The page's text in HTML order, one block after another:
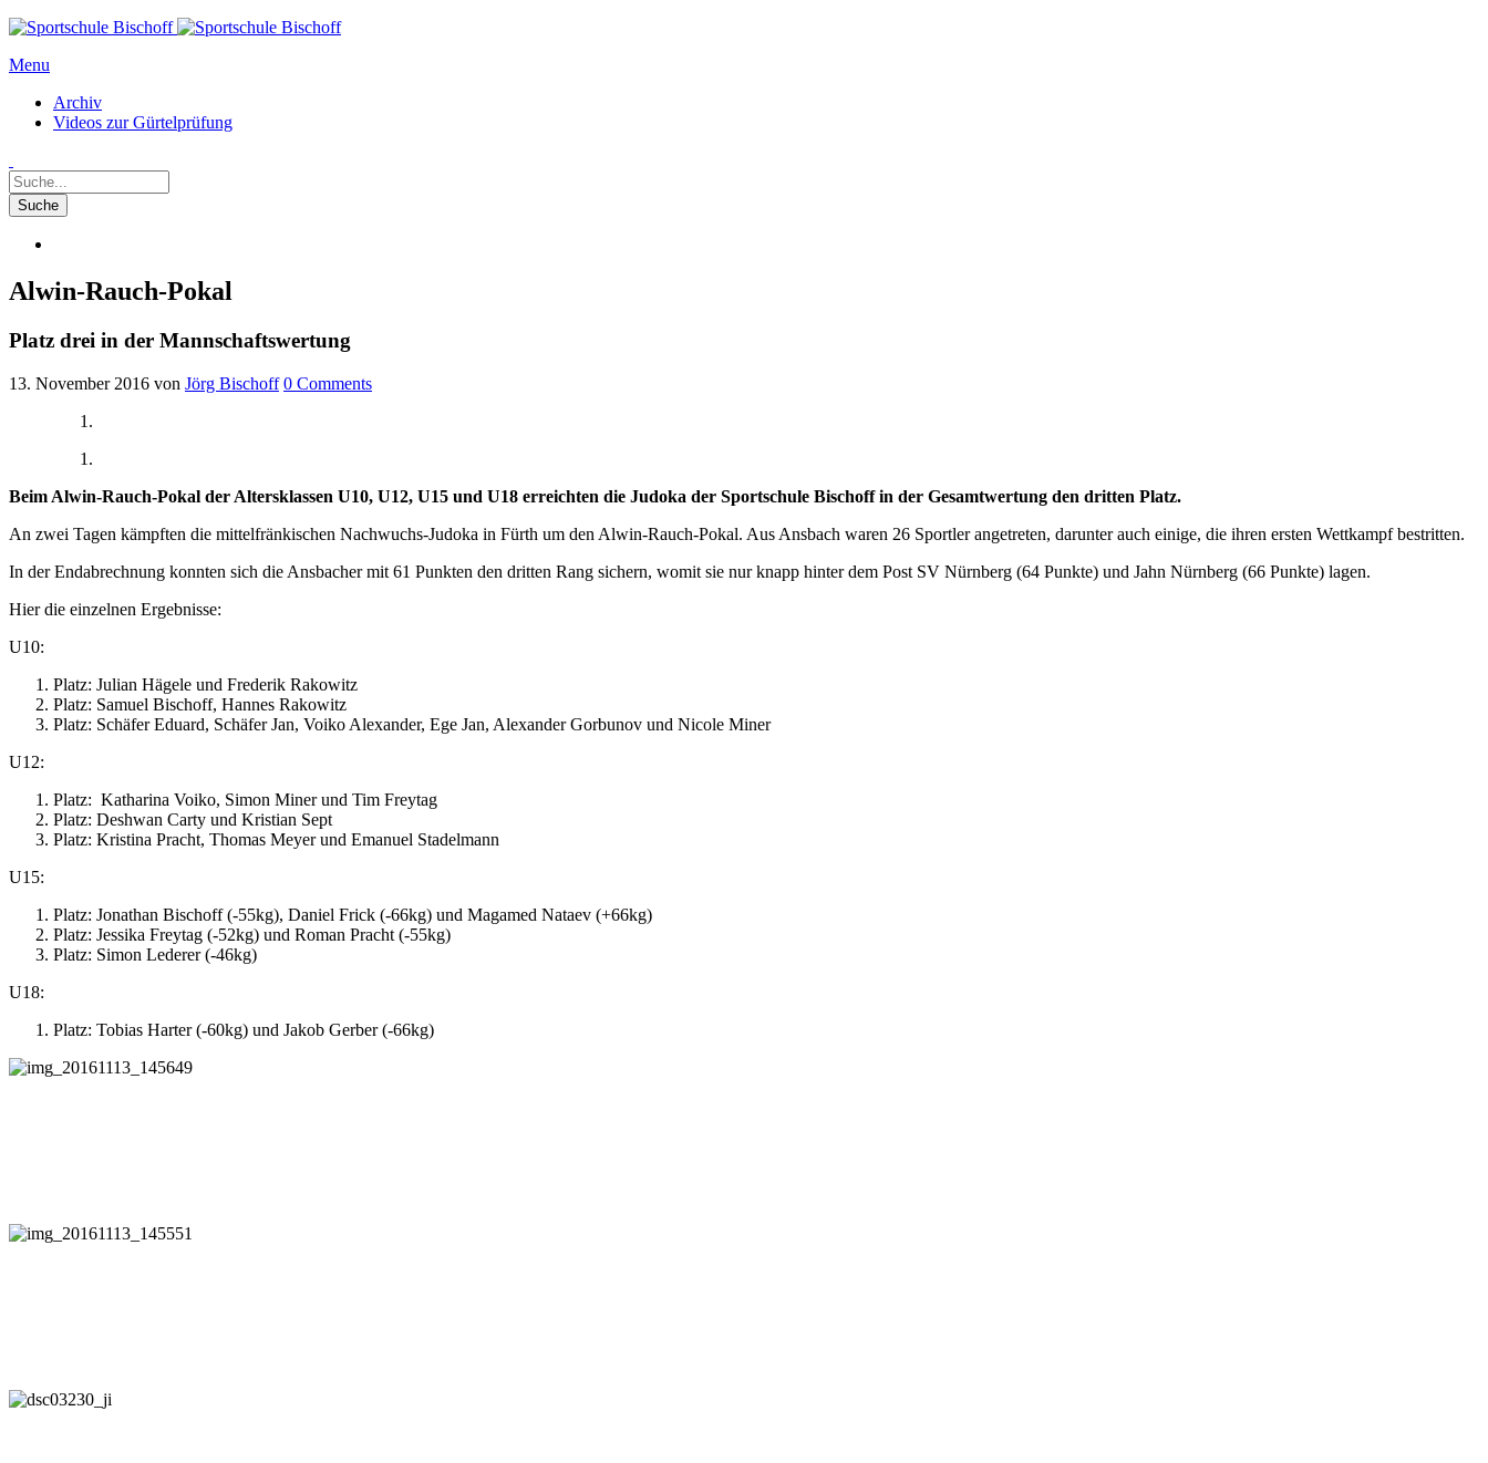
Menu
Archiv
Videos zur Gürtelprüfung
Alwin-Rauch-Pokal
Platz drei in der Mannschaftswertung
13. November 2016 von Jörg Bischoff 0 Comments
Beim Alwin-Rauch-Pokal der Altersklassen U10, U12, U15 und U18 erreichten die Judoka der Sportschule Bischoff in der Gesamtwertung den dritten Platz.
An zwei Tagen kämpften die mittelfränkischen Nachwuchs-Judoka in Fürth um den Alwin-Rauch-Pokal. Aus Ansbach waren 26 Sportler angetreten, darunter auch einige, die ihren ersten Wettkampf bestritten.
In der Endabrechnung konnten sich die Ansbacher mit 61 Punkten den dritten Rang sichern, womit sie nur knapp hinter dem Post SV Nürnberg (64 Punkte) und Jahn Nürnberg (66 Punkte) lagen.
Hier die einzelnen Ergebnisse:
U10:
Platz: Julian Hägele und Frederik Rakowitz
Platz: Samuel Bischoff, Hannes Rakowitz
Platz: Schäfer Eduard, Schäfer Jan, Voiko Alexander, Ege Jan, Alexander Gorbunov und Nicole Miner
U12:
Platz: Katharina Voiko, Simon Miner und Tim Freytag
Platz: Deshwan Carty und Kristian Sept
Platz: Kristina Pracht, Thomas Meyer und Emanuel Stadelmann
U15:
Platz: Jonathan Bischoff (-55kg), Daniel Frick (-66kg) und Magamed Nataev (+66kg)
Platz: Jessika Freytag (-52kg) und Roman Pracht (-55kg)
Platz: Simon Lederer (-46kg)
U18:
Platz: Tobias Harter (-60kg) und Jakob Gerber (-66kg)